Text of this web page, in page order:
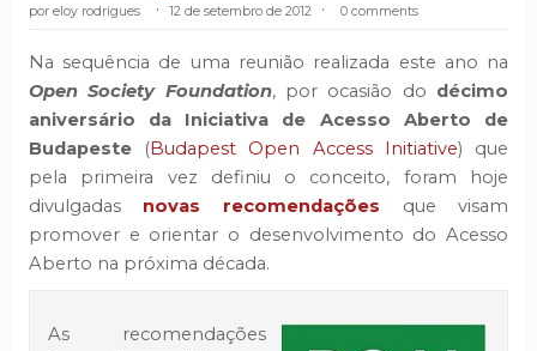
eloy rodrigues. 12 de setembro de 2012 0 comments
Na sequência de uma reunião realizada este ano na
Open Society Foundation, por ocasião do décimo
aniversário da Iniciativa de Acesso Aberto de
Budapeste(Budapest Open Access Initiative) que
pela primeira vez definiu o conceito, foram hoje
divulgadas
novas recomendações que visam
promover e orientar o desenvolvimento do Acesso
Aberto na próxima década.
As recomendações